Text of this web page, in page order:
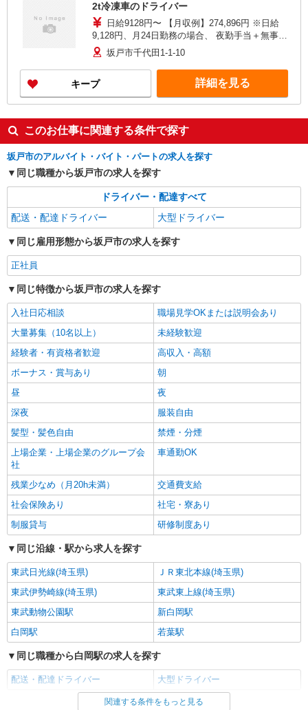
2t冷凍車のドライバー
日給9128円〜 【月収例】274,896円 ※日給
9,128円、月24日勤務の場合、 夜勤手当＋無事故
手当3万円含む ※別途家族手当等支給
坂戸市千代田1-1-10
キープ 詳細を見る
このお仕事に関連する条件で探す
坂戸市のアルバイト・バイト・パートの求人を探す
同じ職種から坂戸市の求人を探す
ドライバー・配達すべて
配送・配達ドライバー
大型ドライバー
同じ雇用形態から坂戸市の求人を探す
正社員
同じ特徴から坂戸市の求人を探す
入社日応相談
職場見学OKまたは説明会あり
大量募集（10名以上）
未経験歓迎
経験者・有資格者歓迎
高収入・高額
ボーナス・賞与あり
朝
昼
夜
深夜
服装自由
髪型・髪色自由
禁煙・分煙
上場企業・上場企業のグループ会
社
車通勤OK
残業少なめ（月20h未満）
交通費支給
社会保険あり
社宅・寮あり
制服貸与
研修制度あり
同じ沿線・駅から求人を探す
東武日光線(埼玉県)
ＪＲ東北本線(埼玉県)
東武伊勢崎線(埼玉県)
東武東上線(埼玉県)
東武動物公園駅
新白岡駅
白岡駅
若葉駅
同じ職種から白岡駅の求人を探す
配送・配達ドライバー 大型ドライバー
同じ雇用形態から白岡駅の求人を探す
関連する条件をもっと見る